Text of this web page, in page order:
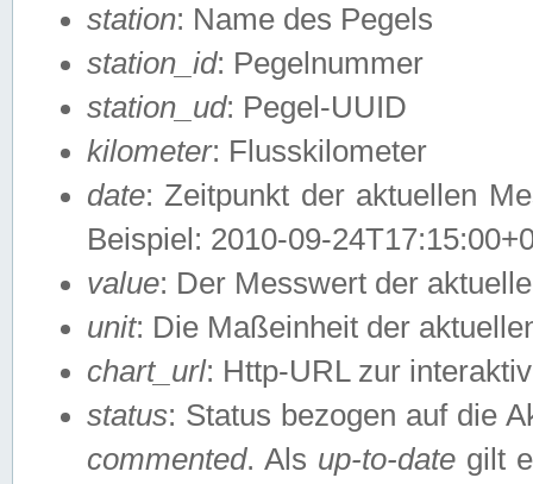
station: Name des Pegels
station_id: Pegelnummer
station_ud: Pegel-UUID
kilometer: Flusskilometer
date: Zeitpunkt der aktuellen
Beispiel: 2010-09-
value: Der Messwert der
unit: Die Maßeinheit der
chart_url: Http-URL zur
status: Status bezogen auf die
commented. Als up-to-date gilt